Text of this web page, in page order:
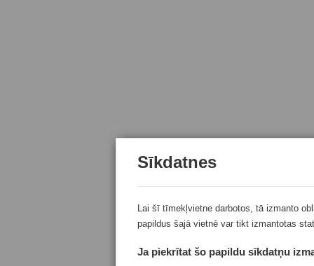
Sīkdatnes
Lai šī tīmekļvietne darbotos, tā izmanto
papildus šajā vietnē var tikt izmantotas
Ja piekrītat šo papildu sīkdatņu